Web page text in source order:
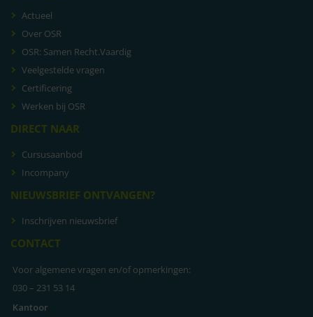
Actueel
Over OSR
OSR: Samen Recht.Vaardig
Veelgestelde vragen
Certificering
Werken bij OSR
DIRECT NAAR
Cursusaanbod
Incompany
NIEUWSBRIEF ONTVANGEN?
Inschrijven nieuwsbrief
CONTACT
Voor algemene vragen en/of opmerkingen:
030 – 231 53 14
Kantoor